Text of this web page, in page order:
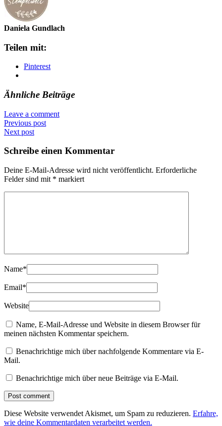
Daniela Gundlach
Teilen mit:
Pinterest
Ähnliche Beiträge
Leave a comment
Previous post
Next post
Schreibe einen Kommentar
Deine E-Mail-Adresse wird nicht veröffentlicht. Erforderliche
Felder sind mit * markiert
Name*
Email*
Website
Name, E-Mail-Adresse und Website in diesem Browser für
meinen nächsten Kommentar speichern.
Benachrichtige mich über nachfolgende Kommentare via E-
Mail.
Benachrichtige mich über neue Beiträge via E-Mail.
Diese Website verwendet Akismet, um Spam zu reduzieren. Erfahre,
wie deine Kommentardaten verarbeitet werden.